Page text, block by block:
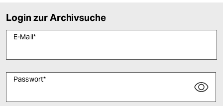
Login zur Archivsuche
E-Mail*
Passwort*